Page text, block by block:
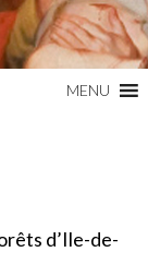
MENU
d’Ile-de-